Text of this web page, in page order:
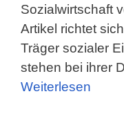
Sozialwirtschaft
Artikel richtet
Träger sozialer
stehen bei ihrer
Weiterlesen